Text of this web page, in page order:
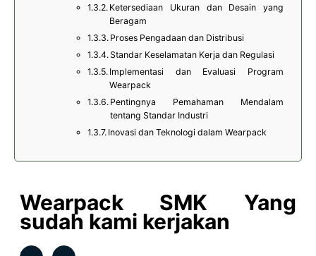
Ketersediaan Ukuran dan Desain yang
Beragam
Proses Pengadaan dan Distribusi
Standar Keselamatan Kerja dan Regulasi
Implementasi dan Evaluasi Program
Wearpack
Pentingnya Pemahaman Mendalam
tentang Standar Industri
Inovasi dan Teknologi dalam Wearpack
Wearpack SMK Yang
sudah kami kerjakan